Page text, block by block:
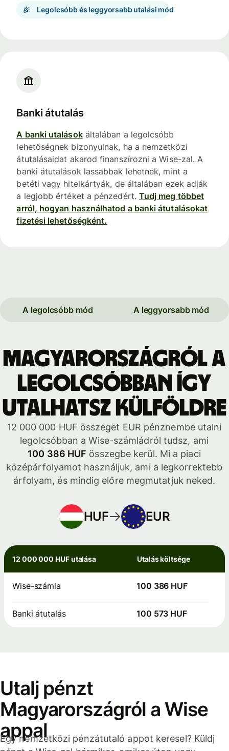
Legolcsóbb és leggyorsabb utalási mód
Banki átutalás
A banki utalásokáltalában a legolcsóbb
lehetőségnek bizonyulnak, ha a nemzetközi
átutalásaidat akarod finanszírozni a Wise-zal. A
banki átutalások lassabbak lehetnek, mint a
betéti vagy hitelkártyák, de általában ezek adják
a legjobb értéket a pénzedért. Tudj meg többet
arról, hogyan használhatod a banki átutalásokat
fizetési lehetőségként.
A legolcsóbb mód A leggyorsabb mód
Magyarországról a
legolcsóbban így
utalhatsz külföldre
12 000 000 HUF összeget EUR pénznembe utalni
legolcsóbban a Wise-számládról tudsz, ami
100 386 HUF összegbe kerül. Mi a piaci
középárfolyamot használjuk, ami a legkorrektebb
árfolyam, és mindig előre megmutatjuk neked.
HUF EUR
12 000 000 HUF utalása Utalás költsége
Wise-számla 100 386 HUF
Banki átutalás 100 573 HUF
Utalj pénzt
Magyarországról a Wise
appal
Egy nemzetközi pénzátutaló appot keresel? Küldj